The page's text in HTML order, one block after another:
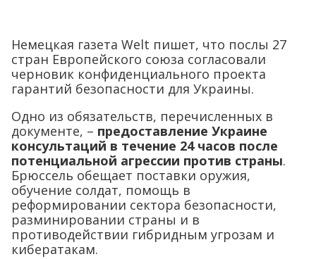
Немецкая газета Welt пишет, что послы 27
стран Европейского союза согласовали
черновик конфиденциального проекта
гарантий безопасности для Украины.
Одно из обязательств, перечисленных в
документе, – предоставление Украине
консультаций в течение 24 часов после
потенциальной агрессии против страны.
Брюссель обещает поставки оружия,
обучение солдат, помощь в
реформировании сектора безопасности,
разминировании страны и в
противодействии гибридным угрозам и
кибератакам.